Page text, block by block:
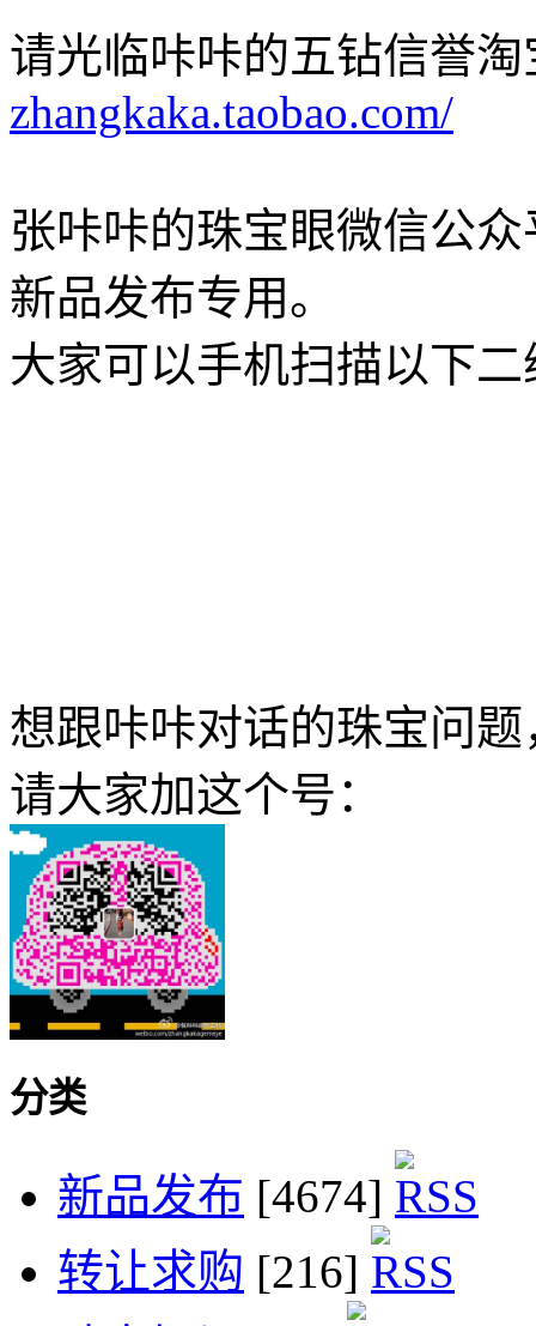
请光临咔咔的五钻信誉淘
zhangkaka.taobao.com/
张咔咔的珠宝眼微信公
新品发布专用。
大家可以手机扫描以下
想跟咔咔对话的珠宝问题
请大家加这个号：
分类
新品发布 [4674]
转让求购 [216]